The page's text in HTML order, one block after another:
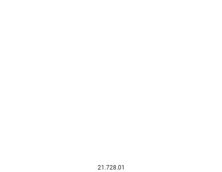
21.728.01